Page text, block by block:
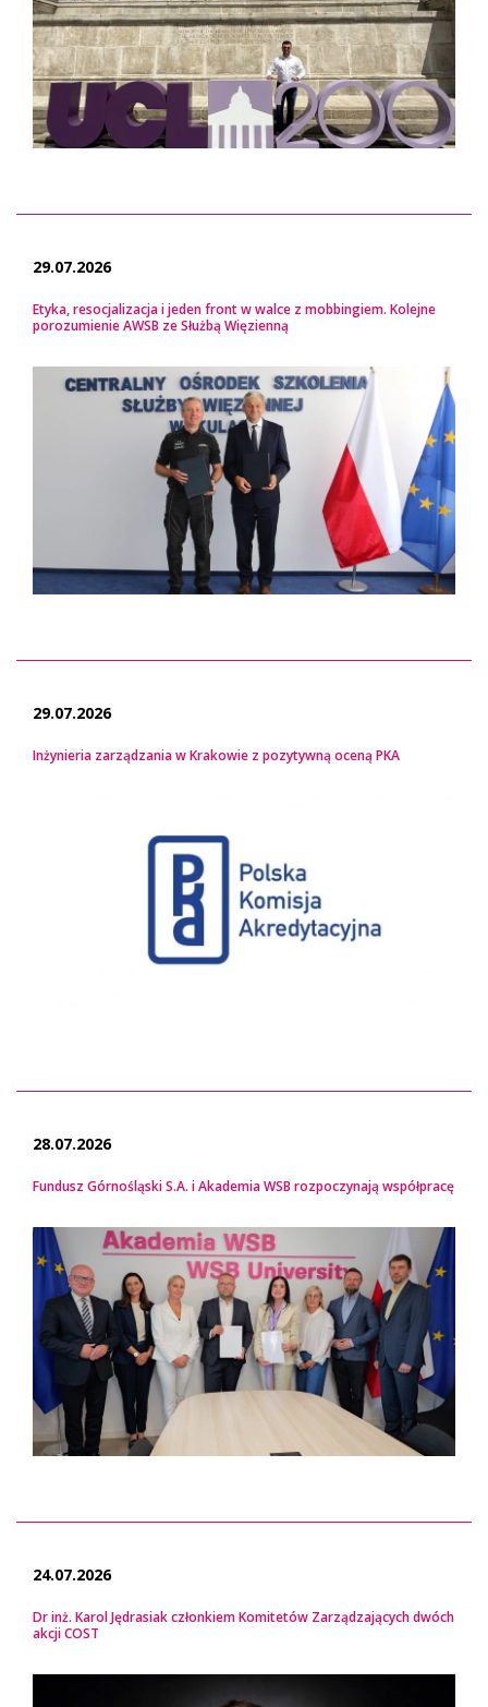
29.07.2026
Etyka, resocjalizacja i jeden front w walce z mobbingiem. Kolejne
porozumienie AWSB ze Służbą Więzienną
29.07.2026
Inżynieria zarządzania w Krakowie z pozytywną oceną PKA
28.07.2026
Fundusz Górnośląski S.A. i Akademia WSB rozpoczynają współpracę
24.07.2026
Dr inż. Karol Jędrasiak członkiem Komitetów Zarządzających dwóch
akcji COST